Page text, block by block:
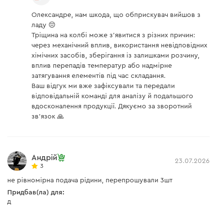
Олександре, нам шкода, що обприскувач вийшов з
ладу 😔
Тріщина на колбі може з'явитися з різних причин:
через механічний вплив, використання невідповідних
хімічних засобів, зберігання із залишками розчину,
вплив перепадів температур або надмірне
затягування елементів під час складання.
Ваш відгук ми вже зафіксували та передали
відповідальній команді для аналізу й подальшого
вдосконалення продукції. Дякуємо за зворотний
зв'язок 🙏
Андрій
3
23.07.2026
не рівномірна подача рідини, перепрошували 3шт
Придбав(ла) для:
д